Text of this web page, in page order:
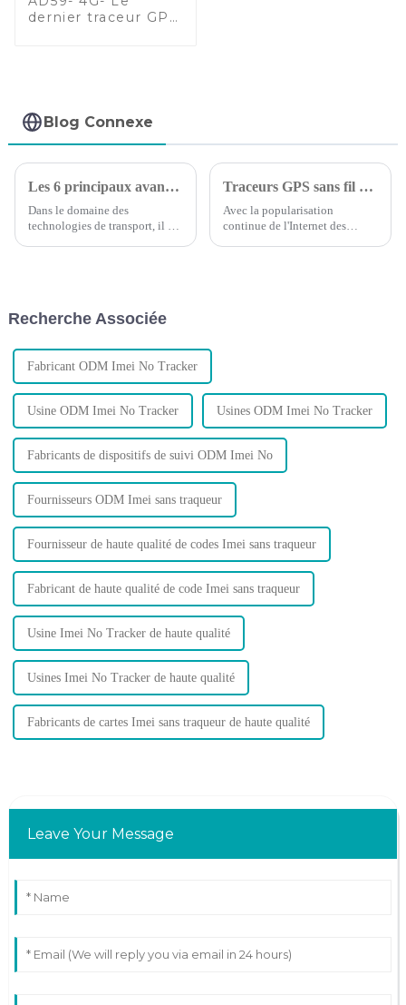
dernier traceur GPS
Blog Connexe
Les 6 principaux avantages du suivi GPS des véhicules
Dans le domaine des
technologies de transport, il est
technologies.
Traceurs GPS sans fil et câblés : lequel est le meilleur ?
Avec la popularisation
continue de l'Internet des
Recherche Associée
Fabricant ODM Imei No Tracker
Usine ODM Imei No Tracker Usines ODM Imei No Tracker
Fabricants de dispositifs de suivi ODM Imei No
Fournisseurs ODM Imei sans traqueur
Fournisseur de haute qualité de codes Imei sans traqueur
Fabricant de haute qualité de code Imei sans traqueur
Usine Imei No Tracker de haute qualité
Usines Imei No Tracker de haute qualité
Fabricants de cartes Imei sans traqueur de haute qualité
Leave Your Message